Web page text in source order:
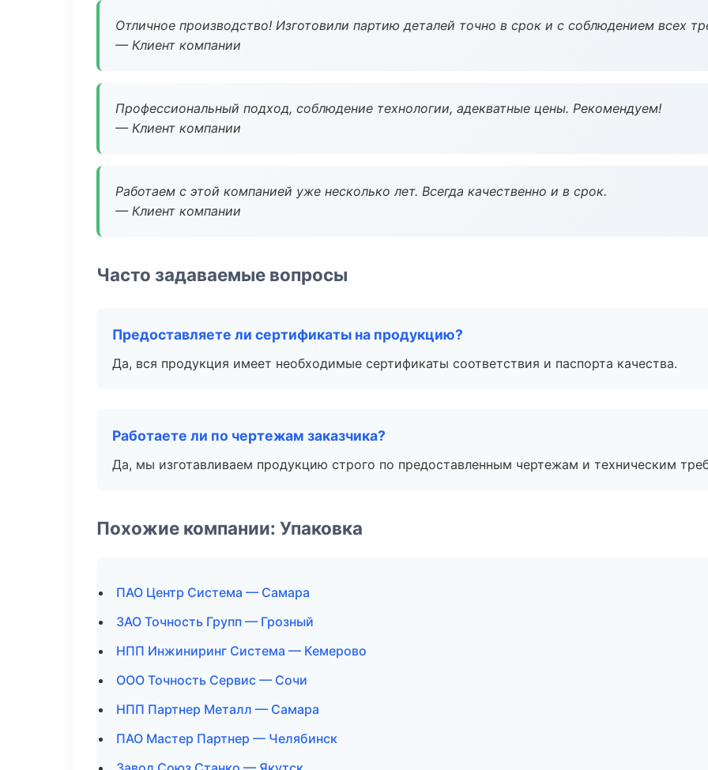
Отличное производство! Изготовили партию деталей точно в срок и с соблюдением всех
— Клиент компании
Профессиональный подход, соблюдение технологии, адекватные цены. Рекомендуем!
— Клиент компании
Работаем с этой компанией уже несколько лет. Всегда качественно и в срок.
— Клиент компании
Часто задаваемые вопросы
Предоставляете ли сертификаты на продукцию?
Да, вся продукция имеет необходимые сертификаты соответствия и паспорта качества.
Работаете ли по чертежам заказчика?
Да, мы изготавливаем продукцию строго по предоставленным чертежам и техническим
Похожие компании: Упаковка
ПАО Центр Система — Самара
ЗАО Точность Групп — Грозный
НПП Инжиниринг Система — Кемерово
ООО Точность Сервис — Сочи
НПП Партнер Металл — Самара
ПАО Мастер Партнер — Челябинск